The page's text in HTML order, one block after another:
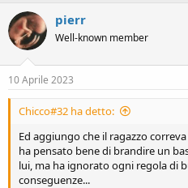
pierr
Well-known member
10 Aprile 2023
Chicco#32 ha detto:
Ed aggiungo che il ragazzo
ha pensato bene di brandire un
lui, ma ha ignorato ogni regola di
conseguenze...